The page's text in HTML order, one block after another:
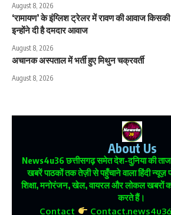
August 8, 2026
‘रामायण’ के इंग्लिश ट्रेलर में रावण की आवाज
इन्होंने दी है दमदार आवाज
August 8, 2026
अचानक अस्पताल में भर्ती हुए मिथुन चक्रवर्ती
August 8, 2026
About Us
News4u36छत्तीसगढ़ समेत देश-दुनिया की
खबरें पाठकों तक तेज़ी से पहुँचाने वाला हिंदी न्यूज़
शिक्षा, मनोरंजन, खेल, वायरल और लोकल खबरों
करते हैं।
Contact